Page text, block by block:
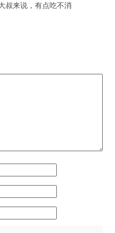
叔来说，有点吃不消